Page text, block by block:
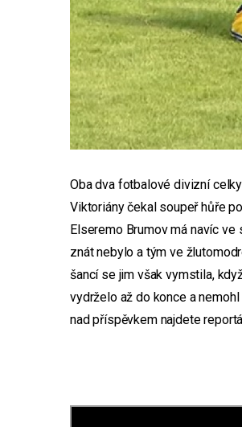
Oba dva fotbalové divizní
Viktoriány čekal soupeř hůře
Elseremo Brumov má navíc
znát nebylo a tým ve
šancí se jim však vymstila,
vydrželo až do konce a
nad příspěvkem najdete